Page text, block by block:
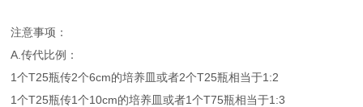
注意事项：
A.传代比例：
1个T25瓶传2个6cm的培养皿或者2个T25瓶相当于1:2
1个T25瓶传1个10cm的培养皿或者1个T75瓶相当于1:3